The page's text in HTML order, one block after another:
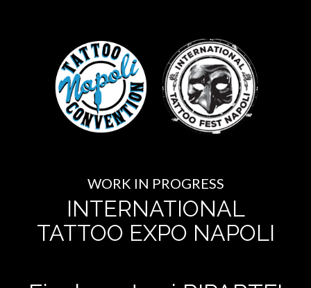
WORK IN PROGRESS
INTERNATIONAL
TATTOO EXPO NAPOLI